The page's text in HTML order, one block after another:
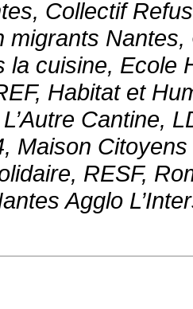
Collectif
migrants
la cuisine, Ecole
Habitat et
L’Autre Cantine,
Maison
RESF,
Agglo